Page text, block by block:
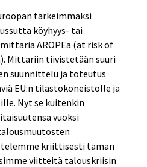
tärkeimmäksi
köyhyys- tai
AROPEa (at risk of
Mittariin tiivistetään suuri
suunnittelu ja toteutus
EU:n tilastokoneistolle ja
Nyt se kuitenkin
vuoksi
kriittisesti tämän
viitteitä talouskriisin